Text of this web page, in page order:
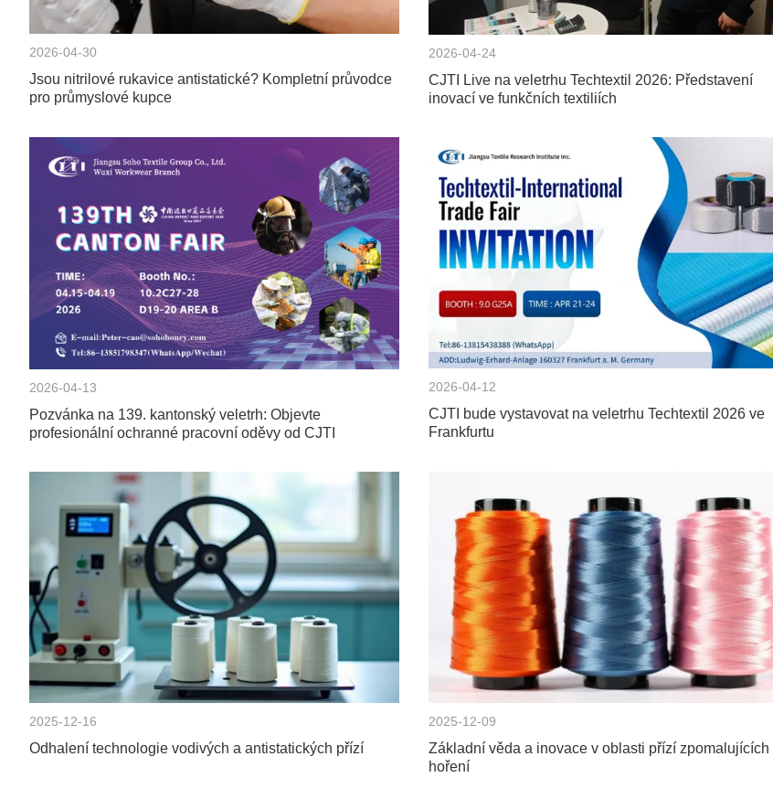
2026-04-30
Jsou nitrilové rukavice antistatické? Kompletní průvodce
pro průmyslové kupce
2026-04-24
CJTI Live na veletrhu Techtextil 2026: Představení
inovací ve funkčních textiliích
2026-04-13
Pozvánka na 139. kantonský veletrh: Objevte
profesionální ochranné pracovní oděvy od CJTI
2026-04-12
CJTI bude vystavovat na veletrhu Techtextil 2026 ve
Frankfurtu
2025-12-16
Odhalení technologie vodivých a antistatických přízí
2025-12-09
Základní věda a inovace v oblasti přízí zpomalujících
hoření